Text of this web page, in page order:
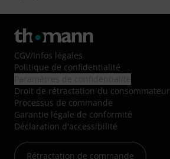
CGV/Infos légales
Politique de confidentialité
Droit de rétractation du consommateur
Processus de commande
Garantie légale de conformité
Déclaration d'accessibilité
Rétractation de commande